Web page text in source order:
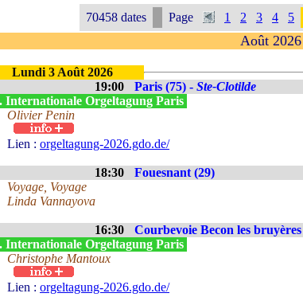
70458 dates Page 1 2 3 4 5
Août 2026
Lundi 3 Août 2026
19:00
Paris (75) - Ste-Clotilde
Internationale Orgeltagung Paris
Olivier Penin
Lien : orgeltagung-2026.gdo.de/
18:30 Fouesnant (29)
Voyage, Voyage
Linda Vannayova
16:30 Courbevoie Becon les
Internationale Orgeltagung Paris
Christophe Mantoux
Lien : orgeltagung-2026.gdo.de/